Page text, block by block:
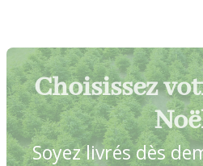
Choisissez
Soyez livrés dès